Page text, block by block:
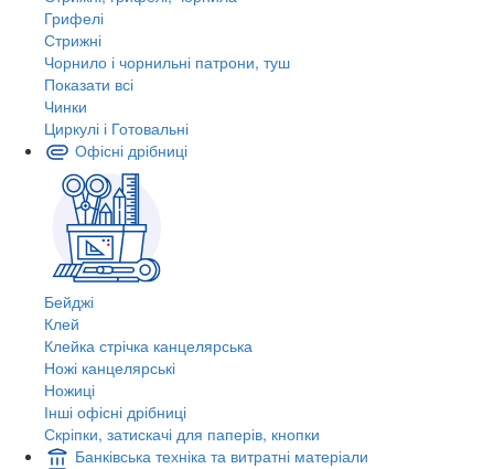
Грифелі
Стрижні
Чорнило і чорнильні патрони, туш
Показати всі
Чинки
Циркулі і Готовальні
Офісні дрібниці
Бейджі
Клей
Клейка стрічка канцелярська
Ножі канцелярські
Ножиці
Інші офісні дрібниці
Скріпки, затискачі для паперів, кнопки
Банківська техніка та витратні матеріали